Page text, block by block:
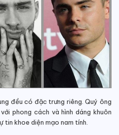
đều có đặc trưng riêng. Quý ông
phong cách và hình dáng khuôn
tin khoe diện mạo nam tính.